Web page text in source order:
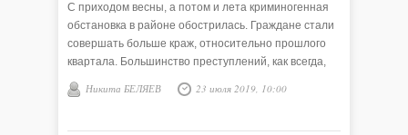
С приходом весны, а потом и лета криминогенная
обстановка в районе обострилась. Граждане стали
совершать больше краж, относительно прошлого
квартала. Большинство преступлений, как всегда,
совершаются в состоянии алкогольного опьянения.
Никита БЕЛЯЕВ 23 июля 2019, 10:00